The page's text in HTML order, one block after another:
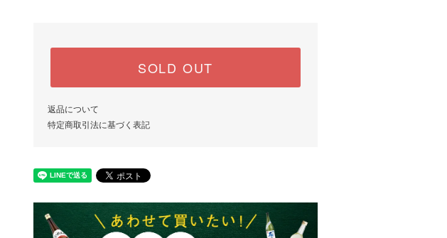
SOLD OUT
返品について
特定商取引法に基づく表記